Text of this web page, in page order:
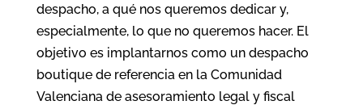
despacho, a qué nos queremos dedicar y,
especialmente, lo que no queremos hacer. El
objetivo es implantarnos como un despacho
boutique de referencia en la Comunidad
Valenciana de asesoramiento legal y fiscal